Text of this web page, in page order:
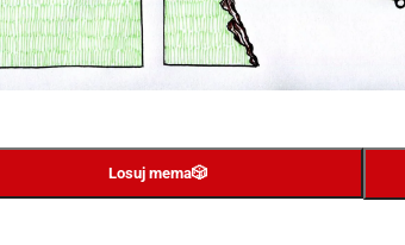
Losuj mema🎲